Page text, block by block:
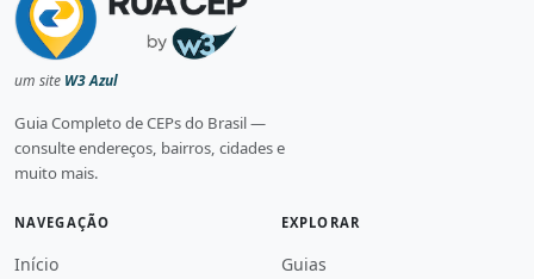
um site W3 Azul
Guia Completo de CEPs do Brasil —
consulte endereços, bairros, cidades e
muito mais.
NAVEGAÇÃO
Início
EXPLORAR
Guias